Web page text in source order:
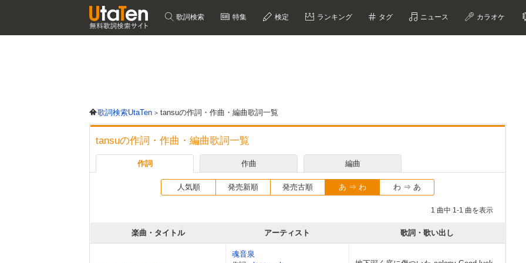
歌詞検索 特集 検定 ランキング タグ ニュース カラオケ
歌詞検索UtaTen tansuの作詞・作曲・編曲歌詞一覧
tansuの作詞・作曲・編曲歌詞一覧
作詞 作曲 編曲
人気順 発売新順 発売古順 あ ⇒ わ わ ⇒ あ
1 曲中 1-1 曲を表示
楽曲・タイトル アーティスト 歌詞・歌い出し
魂音泉